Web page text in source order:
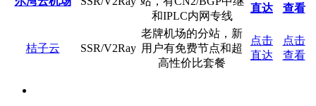
和IPLC内网专线
直达 查看
桔子云 SSR/V2Ray
老牌机场的分站，新
用户有免费节点和超
高性价比套餐
点击
直达
点击
查看